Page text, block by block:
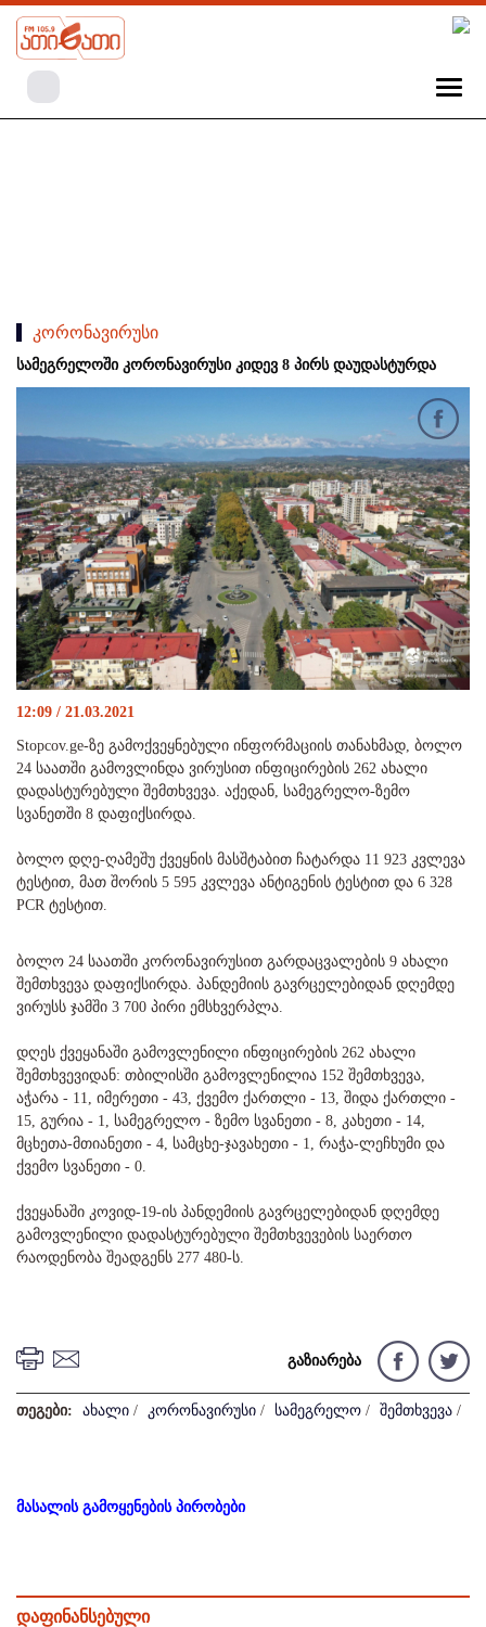
კორონავირუსი
სამეგრელოში კორონავირუსი კიდევ 8 პირს დაუდასტურდა
12:09 / 21.03.2021
Stopcov.ge-ზე გამოქვეყნებული ინფორმაციის თანახმად, ბოლო
24 საათში გამოვლინდა ვირუსით ინფიცირების 262 ახალი
დადასტურებული შემთხვევა. აქედან, სამეგრელო-ზემო
სვანეთში 8 დაფიქსირდა.
ბოლო დღე-ღამეშუ ქვეყნის მასშტაბით ჩატარდა 11 923 კვლევა
ტესტით, მათ შორის 5 595 კვლევა ანტიგენის ტესტით და 6 328
PCR ტესტით.
ბოლო 24 საათში კორონავირუსით გარდაცვალების 9 ახალი
შემთხვევა დაფიქსირდა. პანდემიის გავრცელებიდან დღემდე
ვირუსს ჯამში 3 700 პირი ემსხვერპლა.
დღეს ქვეყანაში გამოვლენილი ინფიცირების 262 ახალი
შემთხვევიდან: თბილისში გამოვლენილია 152 შემთხვევა,
აჭარა - 11, იმერეთი - 43, ქვემო ქართლი - 13, შიდა ქართლი -
15, გურია - 1, სამეგრელო - ზემო სვანეთი - 8, კახეთი - 14,
მცხეთა-მთიანეთი - 4, სამცხე-ჯავახეთი - 1, რაჭა-ლეჩხუმი და
ქვემო სვანეთი - 0.
ქვეყანაში კოვიდ-19-ის პანდემიის გავრცელებიდან დღემდე
გამოვლენილი დადასტურებული შემთხვევების საერთო
რაოდენობა შეადგენს 277 480-ს.
გაზიარება
თეგები: ახალი / კორონავირუსი / სამეგრელო / შემთხვევა /
მასალის გამოყენების პირობები
დაფინანსებული